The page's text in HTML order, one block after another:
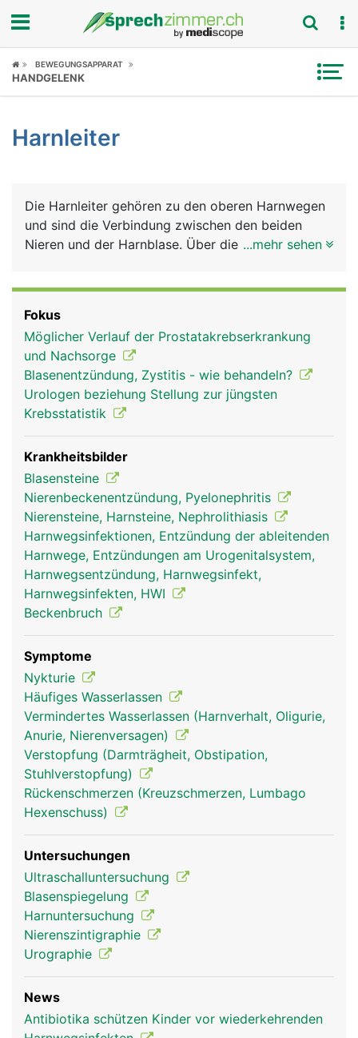
Fokus
Symptome
News
Rubriken
BEWEGUNGSAPPARAT
HANDGELENK
Harnleiter
Die Harnleiter gehören zu den oberen Harnwegen
und sind die Verbindung zwischen den beiden
Nieren und der Harnblase. Über die Harnleiter
Harn durch wellenförmige Bewegungen in die
Blase befördern. Die Mündungsstelle liegt an der
Hinterseite der Blasenwand und ist so angelegt,
dass sie wie ein Ventil funktioniert, damit der Urin
nicht in Richtung Nieren zurückfliessen kann.
...mehr sehen
Fokus
Möglicher Verlauf der Prostatakrebserkrankung
und Nachsorge
Blasenentzündung, Zystitis - wie behandeln?
Urologen beziehung Stellung zur jüngsten
Krebsstatistik
Krankheitsbilder
Blasensteine
Nierenbeckenentzündung, Pyelonephritis
Nierensteine, Harnsteine, Nephrolithiasis
Harnwegsinfektionen, Entzündung der ableitenden
Harnwege, Entzündungen am Urogenitalsystem,
Harnwegsentzündung, Harnwegsinfekt,
Harnwegsinfekten, HWI
Beckenbruch
Symptome
Nykturie
Häufiges Wasserlassen
Vermindertes Wasserlassen (Harnverhalt, Oligurie,
Anurie, Nierenversagen)
Verstopfung (Darmträgheit, Obstipation,
Stuhlverstopfung)
Rückenschmerzen (Kreuzschmerzen, Lumbago
Hexenschuss)
Untersuchungen
Ultraschalluntersuchung
Blasenspiegelung
Harnuntersuchung
Nierenszintigraphie
Urographie
News
Antibiotika schützen Kinder vor wiederkehrenden